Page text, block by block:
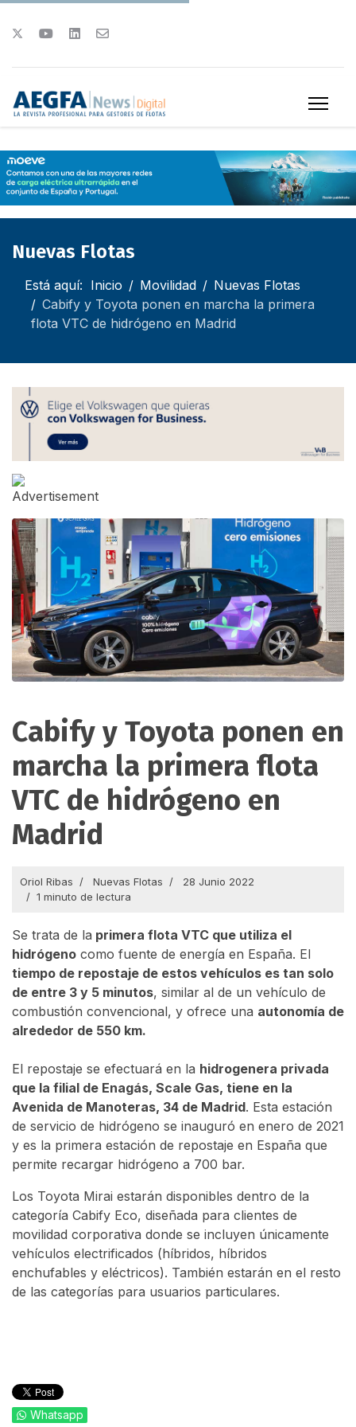
Nuevas Flotas
Está aquí: Inicio Movilidad
Nuevas Flotas
Cabify y Toyota ponen en marcha la primera
flota VTC de hidrógeno en Madrid
Cabify y Toyota ponen en
marcha la primera flota
VTC de hidrógeno en
Madrid
Oriol Ribas Nuevas Flotas
28 Junio 2022
1 minuto de lectura
Se trata de la primera flota VTC que utiliza el
hidrógeno como fuente de energía en España. El
tiempo de repostaje de estos vehículos es tan solo
de entre 3 y 5 minutos, similar al de un vehículo de
combustión convencional, y ofrece una autonomía de
alrededor de 550 km.
El repostaje se efectuará en la hidrogenera privada
que la filial de Enagás, Scale Gas, tiene en la
Avenida de Manoteras, 34 de Madrid. Esta estación
de servicio de hidrógeno se inauguró en enero de 2021
y es la primera estación de repostaje en España que
permite recargar hidrógeno a 700 bar.
Los Toyota Mirai estarán disponibles dentro de la
categoría Cabify Eco, diseñada para clientes de
movilidad corporativa donde se incluyen únicamente
vehículos electrificados (híbridos, híbridos
enchufables y eléctricos). También estarán en el resto
de las categorías para usuarios particulares.
Whatsapp